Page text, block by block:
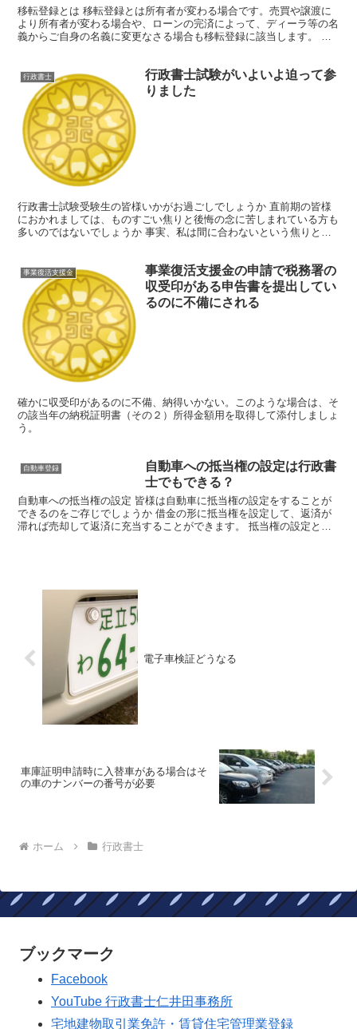
移転登録とは 移転登録とは所有者が変わる場合です。売買や譲渡に
より所有者が変わる場合や、ローンの完済によって、ディーラ等の名
義からご自身の名義に変更なさる場合も移転登録に該当します。 変
行政書士
行政書士試験がいよいよ迫って参
りました
行政書士試験受験生の皆様いかがお過ごしでしょうか 直前期の皆様
におかれましては、ものすごい焦りと後悔の念に苦しまれている方も
多いのではないでしょうか 事実、私は間に合わないという焦りと、
事業復活支援金
事業復活支援金の申請で税務署の
収受印がある申告書を提出してい
るのに不備にされる
確かに収受印があるのに不備、納得いかない。このような場合は、そ
の該当年の納税証明書（その２）所得金額用を取得して添付しましょ
う。
自動車登録
自動車への抵当権の設定は行政書
士でもできる？
自動車への抵当権の設定 皆様は自動車に抵当権の設定をすることが
できるのをご存じでしょうか 借金の形に抵当権を設定して、返済が
滞れば売却して返済に充当することができます。 抵当権の設定とい
電子車検証どうなる
車庫証明申請時に入替車がある場合はそ
の車のナンバーの番号が必要
ホーム 行政書士
ブックマーク
Facebook
YouTube 行政書士仁井田事務所
宅地建物取引業免許・賃貸住宅管理業登録